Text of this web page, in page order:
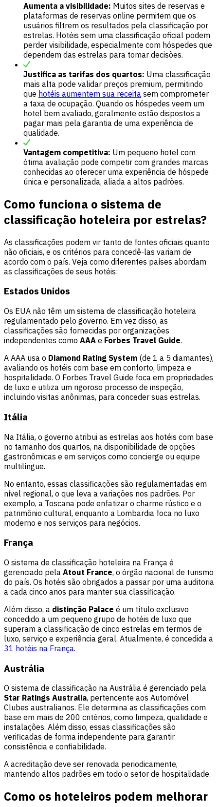
Aumenta a visibilidade: Muitos sites de reservas e
plataformas de reservas online permitem que os
usuários filtrem os resultados pela classificação por
estrelas. Hotéis sem uma classificação oficial podem
perder visibilidade, especialmente com hóspedes que
dependem das estrelas para tomar decisões.
Justifica as tarifas dos quartos: Uma classificação
mais alta pode validar preços premium, permitindo
que hotéis aumentem sua receita sem comprometer
a taxa de ocupação. Quando os hóspedes veem um
hotel bem avaliado, geralmente estão dispostos a
pagar mais pela garantia de uma experiência de
qualidade.
Vantagem competitiva: Um pequeno hotel com
ótima avaliação pode competir com grandes marcas
conhecidas ao oferecer uma experiência de hóspede
única e personalizada, aliada a altos padrões.
Como funciona o sistema de
classificação hoteleira por estrelas?
As classificações podem vir tanto de fontes oficiais quanto
não oficiais, e os critérios para concedê-las variam de
acordo com o país. Veja como diferentes países abordam
as classificações de seus hotéis:
Estados Unidos
Os EUA não têm um sistema de classificação hoteleira
regulamentado pelo governo. Em vez disso, as
classificações são fornecidas por organizações
independentes como AAA e Forbes Travel Guide.
A AAA usa o Diamond Rating System (de 1 a 5 diamantes),
avaliando os hotéis com base em conforto, limpeza e
hospitalidade. O Forbes Travel Guide foca em propriedades
de luxo e utiliza um rigoroso processo de inspeção,
incluindo visitas anônimas, para conceder suas estrelas.
Itália
Na Itália, o governo atribui as estrelas aos hotéis com base
no tamanho dos quartos, na disponibilidade de opções
gastronômicas e em serviços como concierge ou equipe
multilíngue.
No entanto, essas classificações são regulamentadas em
nível regional, o que leva a variações nos padrões. Por
exemplo, a Toscana pode enfatizar o charme rústico e o
patrimônio cultural, enquanto a Lombardia foca no luxo
moderno e nos serviços para negócios.
França
O sistema de classificação hoteleira na França é
gerenciado pela Atout France, o órgão nacional de turismo
do país. Os hotéis são obrigados a passar por uma auditoria
a cada cinco anos para manter sua classificação.
Além disso, a distinção Palace é um título exclusivo
concedido a um pequeno grupo de hotéis de luxo que
superam a classificação de cinco estrelas em termos de
luxo, serviço e experiência geral. Atualmente, é concedida a
31 hotéis na França.
Austrália
O sistema de classificação na Austrália é gerenciado pela
Star Ratings Australia, pertencente aos Automóvel
Clubes australianos. Ele determina as classificações com
base em mais de 200 critérios, como limpeza, qualidade e
instalações. Além disso, essas classificações são
verificadas de forma independente para garantir
consistência e confiabilidade.
A acreditação deve ser renovada periodicamente,
mantendo altos padrões em todo o setor de hospitalidade.
Como os hoteleiros podem melhorar